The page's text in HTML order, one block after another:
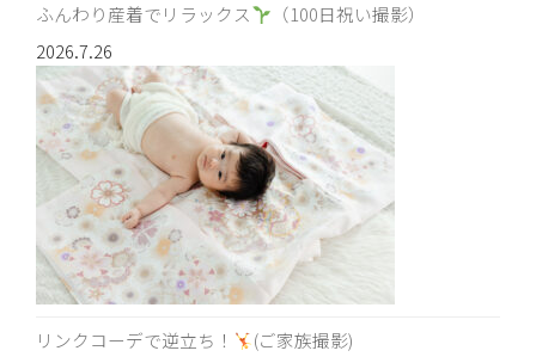
ふんわり産着でリラックス
（100日祝い撮影）
2026.7.26
リンクコーデで逆立ち！
(ご家族撮影)